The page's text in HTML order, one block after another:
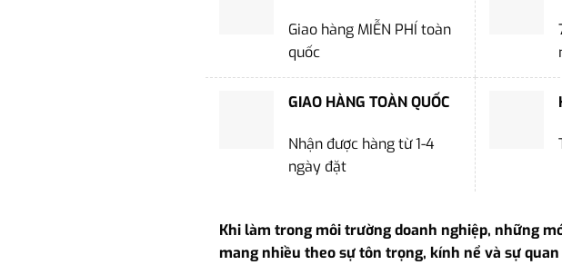
Giao hàng MIỄN PHÍ toàn
quốc
GIAO HÀNG TOÀN QUỐC
Nhận được hàng từ 1-4
ngày đặt
Khi làm trong môi trường doanh nghiệp, những
mang nhiều theo sự tôn trọng, kính nể và sự